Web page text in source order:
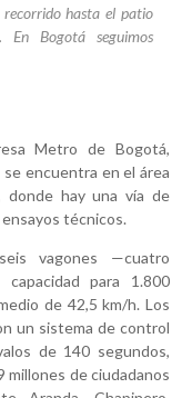
recorrido hasta el patio
Bogotá seguimos
Metro de Bogotá,
encuentra en el área
donde hay una vía de
técnicos.
vagones —cuatro
para 1.800
de 42,5 km/h. Los
un sistema de control
de 140 segundos,
de ciudadanos